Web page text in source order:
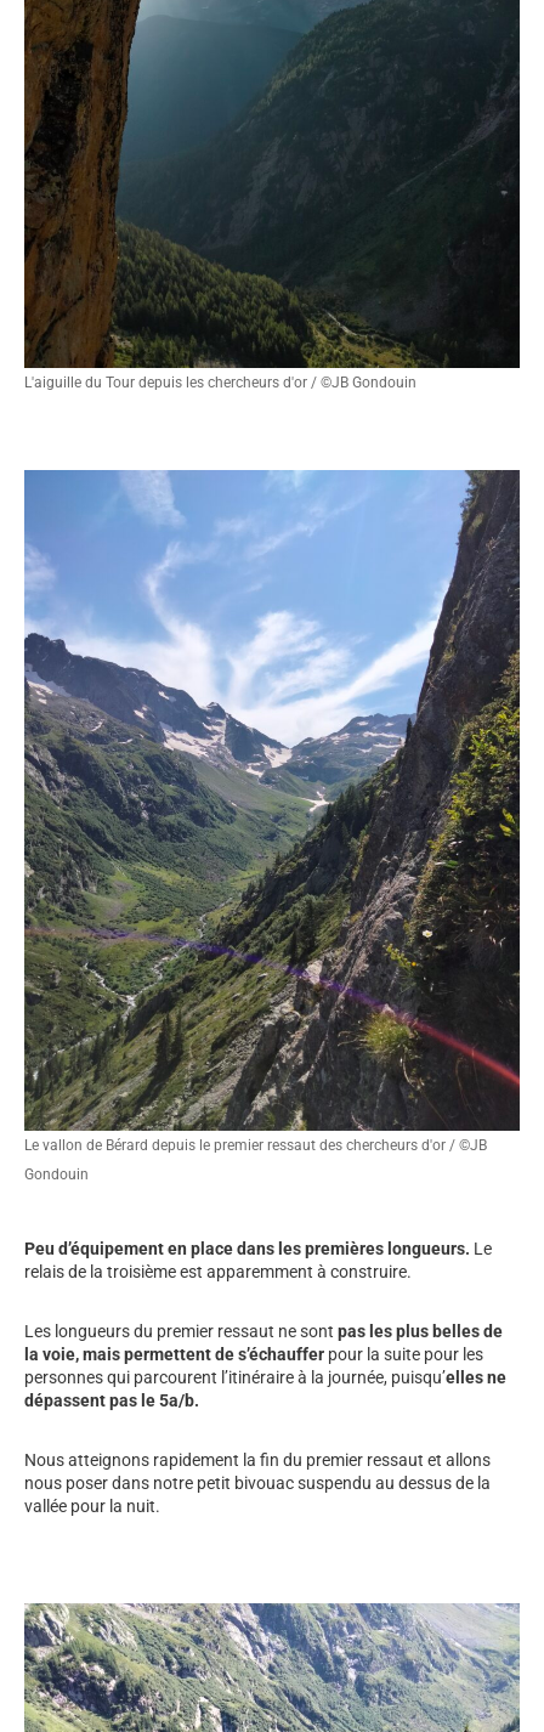
L'aiguille du Tour depuis les chercheurs d'or / ©JB Gondouin
Le vallon de Bérard depuis le premier ressaut des chercheurs d'or / ©JB
Gondouin
Peu d’équipement en place dans les premières longueurs. Le
relais de la troisième est apparemment à construire.
Les longueurs du premier ressaut ne sont pas les plus belles de
la voie, mais permettent de s’échauffer pour la suite pour les
personnes qui parcourent l’itinéraire à la journée, puisqu’elles ne
dépassent pas le 5a/b.
Nous atteignons rapidement la fin du premier ressaut et allons
nous poser dans notre petit bivouac suspendu au dessus de la
vallée pour la nuit.